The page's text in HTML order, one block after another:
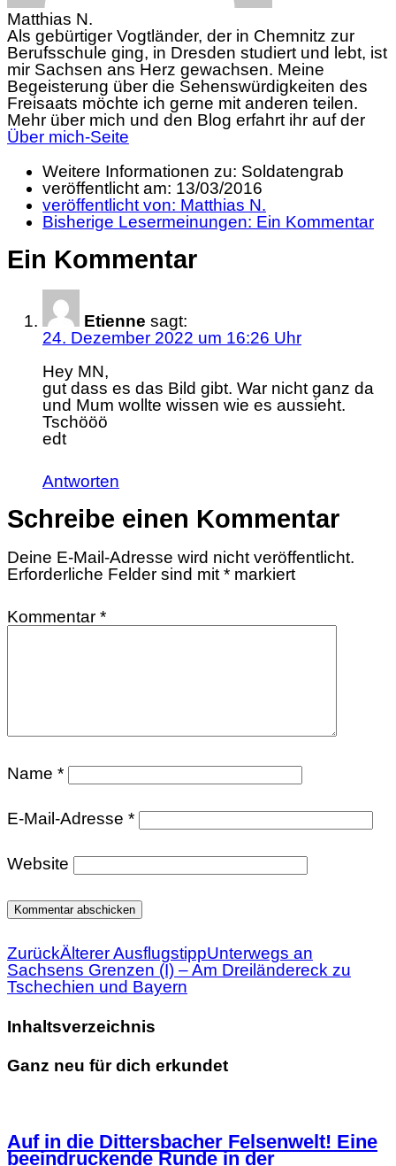
Matthias N.
Als gebürtiger Vogtländer, der in Chemnitz zur
Berufsschule ging, in Dresden studiert und lebt, ist
mir Sachsen ans Herz gewachsen. Meine
Begeisterung über die Sehenswürdigkeiten des
Freisaats möchte ich gerne mit anderen teilen.
Mehr über mich und den Blog erfahrt ihr auf der
Über mich-Seite
Weitere Informationen zu: Soldatengrab
veröffentlicht am: 13/03/2016
veröffentlicht von: Matthias N.
Bisherige Lesermeinungen: Ein Kommentar
Ein Kommentar
Etienne sagt:
24. Dezember 2022 um 16:26 Uhr
Hey MN,
gut dass es das Bild gibt. War nicht ganz da
und Mum wollte wissen wie es aussieht.
Tschööö
edt
Antworten
Schreibe einen Kommentar
Deine E-Mail-Adresse wird nicht veröffentlicht.
Erforderliche Felder sind mit* markiert
Kommentar *
Name *
E-Mail-Adresse *
Website
ZurückÄlterer AusflugstippUnterwegs an
Sachsens Grenzen (I) – Am Dreiländereck zu
Tschechien und Bayern
Inhaltsverzeichnis
Ganz neu für dich erkundet
Auf in die Dittersbacher Felsenwelt! Eine
beeindruckende Runde in der